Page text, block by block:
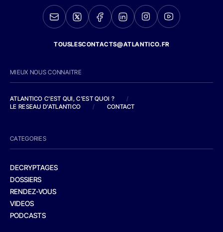
TOUSLESCONTACTS@ATLANTICO.FR
MIEUX NOUS CONNAITRE
ATLANTICO C'EST QUI, C'EST QUOI ?
/
LE RESEAU D'ATLANTICO
/ CONTACT
CATEGORIES
DECRYPTAGES
DOSSIERS
RENDEZ-VOUS
VIDEOS
PODCASTS